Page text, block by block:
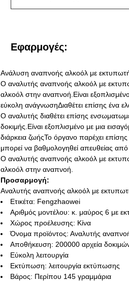
Εφαρμογές:
Ανάλυση αναπνοής αλκοόλ με
Ο αναλυτής αναπνοής αλκοόλ με
αλκοόλ στην αναπνοή.Είναι
εύκολη ανάγνωσηΔιαθέτει επίσης ένα
Ο αναλυτής διαθέτει επίσης
δοκιμής.Είναι εξοπλισμένο με μια
διάρκεια ζωήςΤο όργανο παρέχει
μπορεί να βαθμολογηθεί απευθείας από
Ο αναλυτής αναπνοής αλκοόλ με
αλκοόλ στην αναπνοή.
Προσαρμογή:
Αναλυτής αναπνοής αλκοόλ με
Ετικέτα: Fengzhaowei
Αριθμός μοντέλου: κ. μαύρος 6 με
Χώρος προέλευσης: Κίνα
Όνομα προϊόντος: Αναλυτής
Αποθήκευση: 200000 αρχεία
Εύκολη λειτουργία
Εκτύπωση: λειτουργία εκτύπωσης
Βάρος: Περίπου 145 γραμμάρια